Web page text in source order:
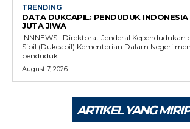
TRENDING
DATA DUKCAPIL: PENDUDUK
JUTA JIWA
INNNEWS– Direktorat Jenderal Kependudukan
Sipil (Dukcapil) Kementerian Dalam Negeri
penduduk...
August 7, 2026
ARTIKEL YANG MIRIP